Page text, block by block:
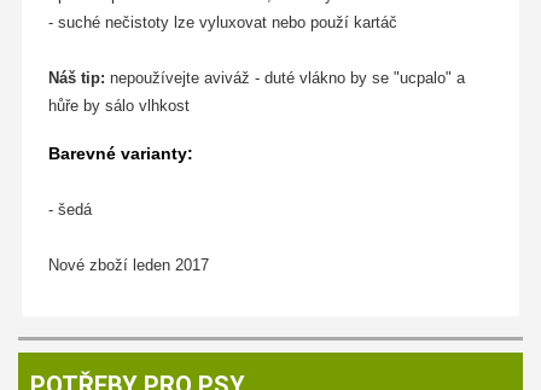
- suché nečistoty lze vyluxovat nebo použí kartáč
Náš tip: nepoužívejte aviváž - duté vlákno by se "ucpalo" a
hůře by sálo vlhkost
Barevné varianty:
- šedá
Nové zboží leden 2017